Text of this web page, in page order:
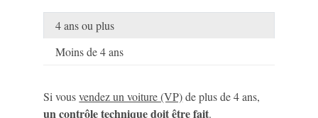
4 ans ou plus
Moins de 4 ans
Si vousvendez un voiture (VP)de plus de 4 ans,
un contrôle technique doit être fait.